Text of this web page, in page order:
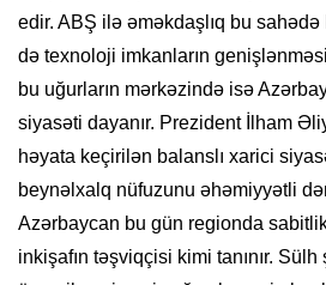
edir. ABŞ ilə əməkdaşlıq bu
də texnoloji imkanların
bu uğurların mərkəzində isə
siyasəti dayanır. Prezident İlham
həyata keçirilən balanslı xarici
beynəlxalq nüfuzunu əhəmiyyətli
Azərbaycan bu gün regionda
inkişafın təşviqçisi kimi tanınır.